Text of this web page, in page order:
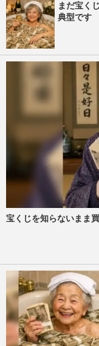
まだ宝く
典型です
宝くじを知らないまま